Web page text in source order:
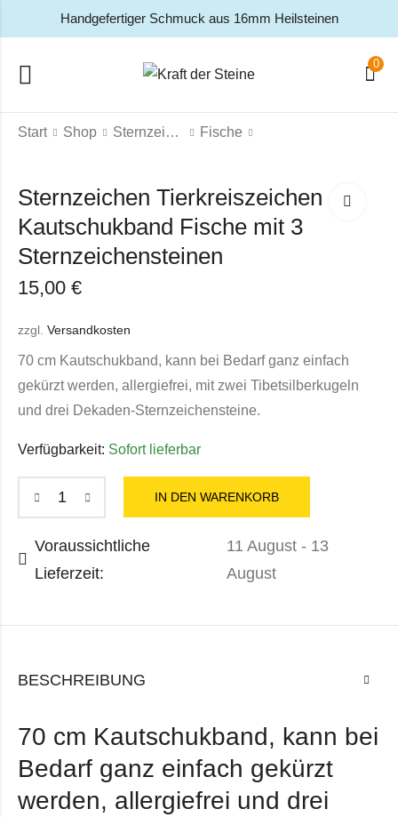
Handgefertiger Schmuck aus 16mm Heilsteinen
0
Start Shop Sternzeichen Fische
Sternzeichen Tierkreiszeichen
Kautschukband Fische mit 3
Sternzeichensteinen
15,00 €
zzgl. Versandkosten
70 cm Kautschukband, kann bei Bedarf ganz einfach
gekürzt werden, allergiefrei, mit zwei Tibetsilberkugeln
und drei Dekaden-Sternzeichensteine.
Verfügbarkeit: Sofort lieferbar
IN DEN WARENKORB
Voraussichtliche
Lieferzeit:
11 August - 13
August
BESCHREIBUNG
70 cm Kautschukband, kann bei
Bedarf ganz einfach gekürzt
werden, allergiefrei und drei